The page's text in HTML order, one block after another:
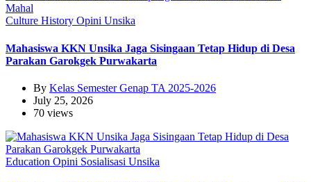
Culture History Opini Unsika
Mahasiswa KKN Unsika Jaga Sisingaan Tetap Hidup di Desa
Parakan Garokgek Purwakarta
By Kelas Semester Genap TA 2025-2026
July 25, 2026
70 views
Education Opini Sosialisasi Unsika